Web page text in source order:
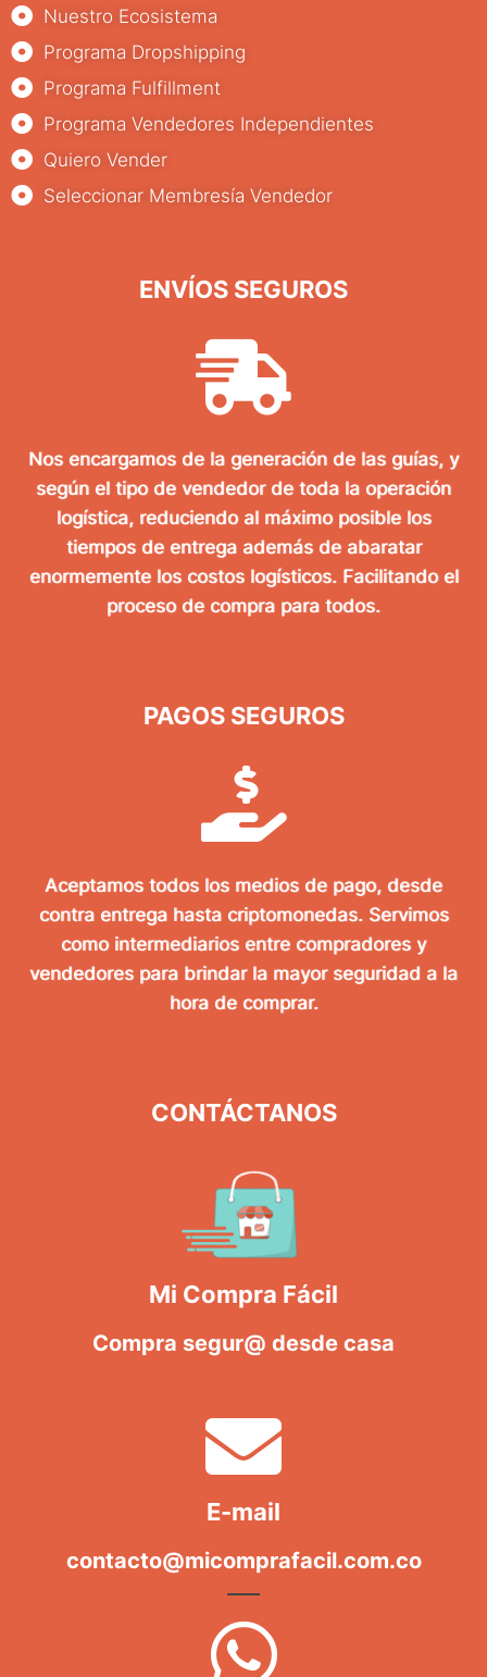
Nuestro Ecosistema
Programa Dropshipping
Programa Fulfillment
Programa Vendedores Independientes
Quiero Vender
Seleccionar Membresía Vendedor
ENVÍOS SEGUROS
Nos encargamos de la generación de las guías, y
según el tipo de vendedor de toda la operación
logística, reduciendo al máximo posible los
tiempos de entrega además de abaratar
enormemente los costos logísticos. Facilitando el
proceso de compra para todos.
PAGOS SEGUROS
Aceptamos todos los medios de pago, desde
contra entrega hasta criptomonedas. Servimos
como intermediarios entre compradores y
vendedores para brindar la mayor seguridad a la
hora de comprar.
CONTÁCTANOS
Mi Compra Fácil
Compra segur@ desde casa
E-mail
contacto@micomprafacil.com.co